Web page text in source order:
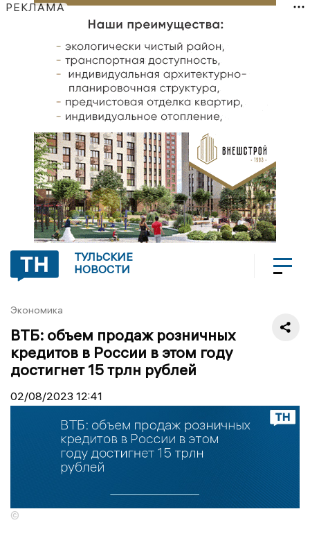
РЕКЛАМА
ТУЛЬСКИЕ
НОВОСТИ
Экономика
ВТБ: объем продаж розничных
кредитов в России в этом году
достигнет 15 трлн рублей
02/08/2023 12:41
©